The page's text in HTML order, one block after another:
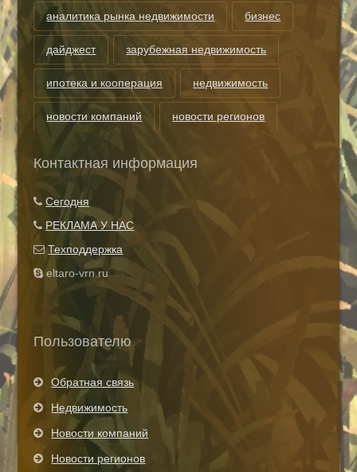
аналитика рынка недвижимости бизнес
дайджест зарубежная недвижимость
ипотека и кооперация недвижимость
новости компаний новости регионов
Показать все теги
Контактная информация
Сегодня
РЕКЛАМА У НАС
Техподдержка
eltaro-vrn.ru
Пользователю
Обратная связь
Недвижимость
Новости компаний
Новости регионов